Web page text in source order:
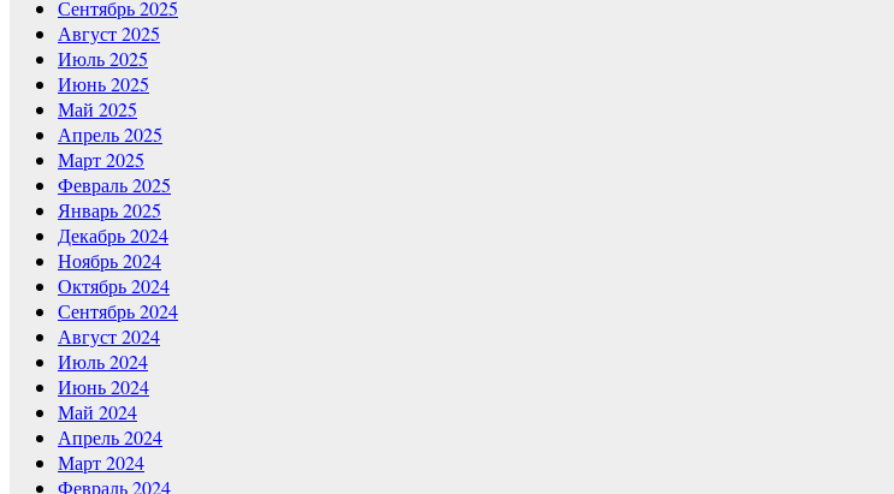
Сентябрь 2025
Август 2025
Июль 2025
Июнь 2025
Май 2025
Апрель 2025
Март 2025
Февраль 2025
Январь 2025
Декабрь 2024
Ноябрь 2024
Октябрь 2024
Сентябрь 2024
Август 2024
Июль 2024
Июнь 2024
Май 2024
Апрель 2024
Март 2024
Февраль 2024